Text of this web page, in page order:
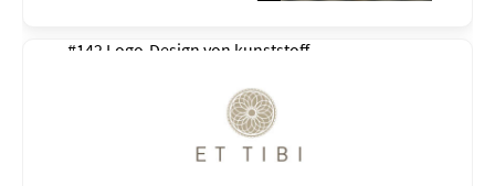
#142 Logo-Design von kunststoff